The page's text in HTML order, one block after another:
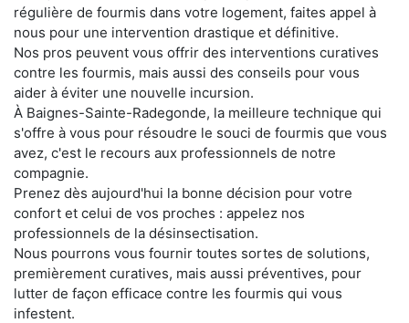
régulière de fourmis dans votre logement, faites appel à
nous pour une intervention drastique et définitive.
Nos pros peuvent vous offrir des interventions curatives
contre les fourmis, mais aussi des conseils pour vous
aider à éviter une nouvelle incursion.
À Baignes-Sainte-Radegonde, la meilleure technique qui
s'offre à vous pour résoudre le souci de fourmis que vous
avez, c'est le recours aux professionnels de notre
compagnie.
Prenez dès aujourd'hui la bonne décision pour votre
confort et celui de vos proches : appelez nos
professionnels de la désinsectisation.
Nous pourrons vous fournir toutes sortes de solutions,
premièrement curatives, mais aussi préventives, pour
lutter de façon efficace contre les fourmis qui vous
infestent.